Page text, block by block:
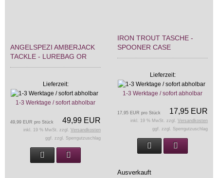
ANGELSPEZI AMBERJACK
TACKLE - LUREBAG OR
Lieferzeit:
1-3 Werktage / sofort abholbar
49,99 EUR
49,99 EUR pro Stück
inkl. 19 % MwSt. zzgl. Versandkosten
ggf. zzgl. Sperrgutzuschlag
IRON TROUT TASCHE -
SPOONER CASE
Lieferzeit:
1-3 Werktage / sofort abholbar
17,95 EUR
17,95 EUR pro Stück
inkl. 19 % MwSt. zzgl. Versandkosten
ggf. zzgl. Sperrgutzuschlag
Ausverkauft